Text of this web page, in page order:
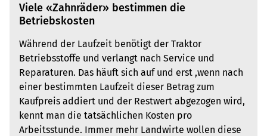
Viele «Zahnräder» bestimmen die
Betriebskosten
Während der Laufzeit benötigt der Traktor
Betriebsstoffe und verlangt nach Service und
Reparaturen. Das häuft sich auf und erst ,wenn nach
einer bestimmten Laufzeit dieser Betrag zum
Kaufpreis addiert und der Restwert abgezogen wird,
kennt man die tatsächlichen Kosten pro
Arbeitsstunde. Immer mehr Landwirte wollen diese